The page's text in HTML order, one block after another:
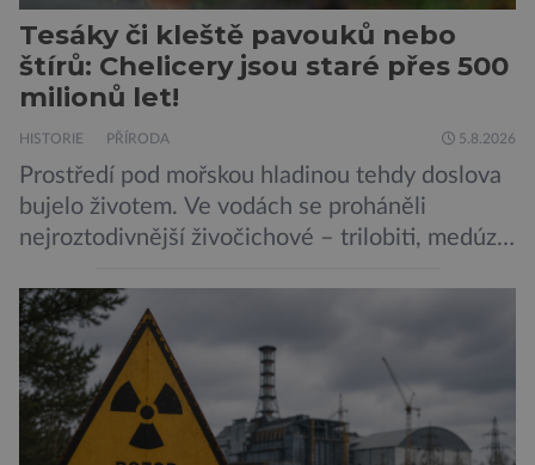
Tesáky či kleště pavouků nebo
štírů: Chelicery jsou staré přes 500
milionů let!
HISTORIE PŘÍRODA 5.8.2026
Prostředí pod mořskou hladinou tehdy doslova
bujelo životem. Ve vodách se proháněli
nejroztodivnější živočichové – trilobiti, medúzy
prazvláštní stonožce podobný tvor, který měl
zárodky zbraní typických pro dnešní pavouky.
Pavouci, štíři či klíšťata jsou členovci patřící do
skupiny klepítkatců. Vyznačují se takzvanými
chelicerami, které u nich představují právě […]